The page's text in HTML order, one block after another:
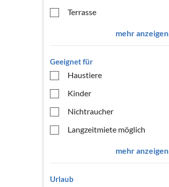
Terrasse
mehr anzeigen
Geeignet für
Haustiere
Kinder
Nichtraucher
Langzeitmiete möglich
mehr anzeigen
Urlaub